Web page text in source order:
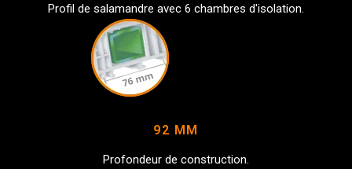
Profil de salamandre avec 6 chambres d'isolation.
92 MM
Profondeur de construction.